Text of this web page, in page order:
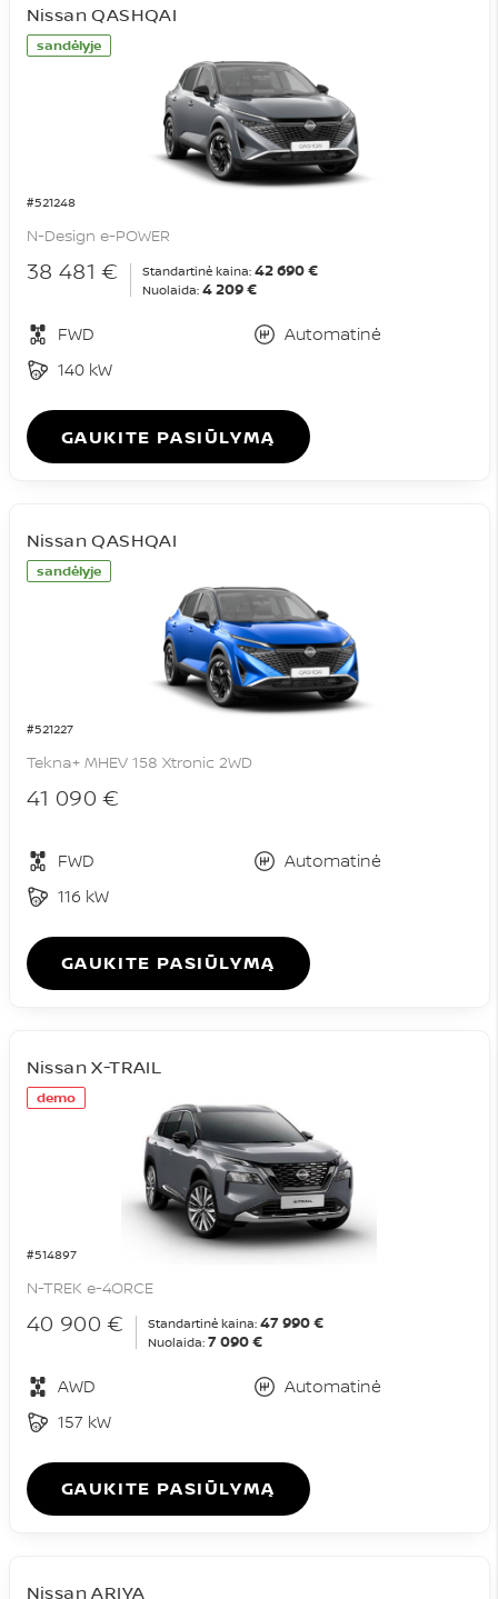
sandėlyje
#521248
Nissan QASHQAI
N-Design e-POWER
38 481 € Standartinė kaina: 42 690 €
Nuolaida: 4 209 €
FWD
Automatinė
140 kW
GAUKITE PASIŪLYMĄ
sandėlyje
#521227
Nissan QASHQAI
Tekna+ MHEV 158 Xtronic 2WD
41 090 €
FWD
Automatinė
116 kW
GAUKITE PASIŪLYMĄ
demo
#514897
Nissan X-TRAIL
N-TREK e-4ORCE
40 900 € Standartinė kaina: 47 990 €
Nuolaida: 7 090 €
AWD
Automatinė
157 kW
GAUKITE PASIŪLYMĄ
Nissan ARIYA